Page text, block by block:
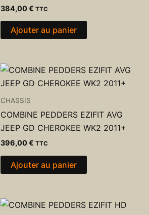
384,00€ TTC
Ajouter au panier
CHASSIS
COMBINE PEDDERS EZIFIT AVG
JEEP GD CHEROKEE WK2 2011+
396,00€ TTC
Ajouter au panier